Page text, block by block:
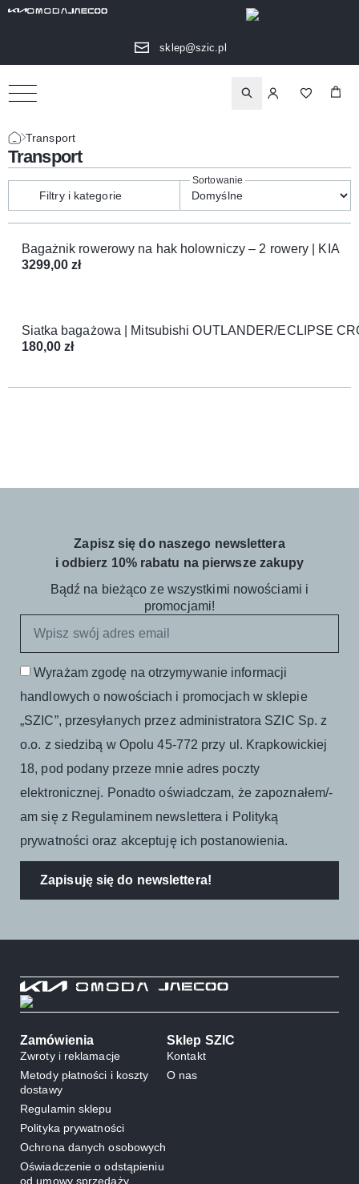
sklep@szic.pl
Transport
Transport
Filtry i kategorie
Bagażnik rowerowy na hak holowniczy – 2 rowery | KIA
3299,00zł
Siatka bagażowa | Mitsubishi OUTLANDER/ECLIPSE
180,00zł
Zapisz się do naszego newslettera
i odbierz 10% rabatu na pierwsze zakupy
Bądź na bieżąco ze wszystkimi nowościami i
promocjami!
Wyrażam zgodę na otrzymywanie informacji
handlowych o nowościach i promocjach w sklepie
„SZIC”, przesyłanych przez administratora SZIC Sp. z
o.o. z siedzibą w Opolu 45-772 przy ul. Krapkowickiej
18, pod podany przeze mnie adres poczty
elektronicznej. Ponadto oświadczam, że zapoznałem/-
am się z Regulaminem newslettera i Polityką
prywatności oraz akceptuję ich postanowienia.
Zapisuję się do newslettera!
Zamówienia
Zwroty i reklamacje
Metody płatności i koszty
dostawy
Regulamin sklepu
Polityka prywatności
Ochrona danych osobowych
Oświadczenie o odstąpieniu
od umowy sprzedaży
Sklep SZIC
Kontakt
O nas